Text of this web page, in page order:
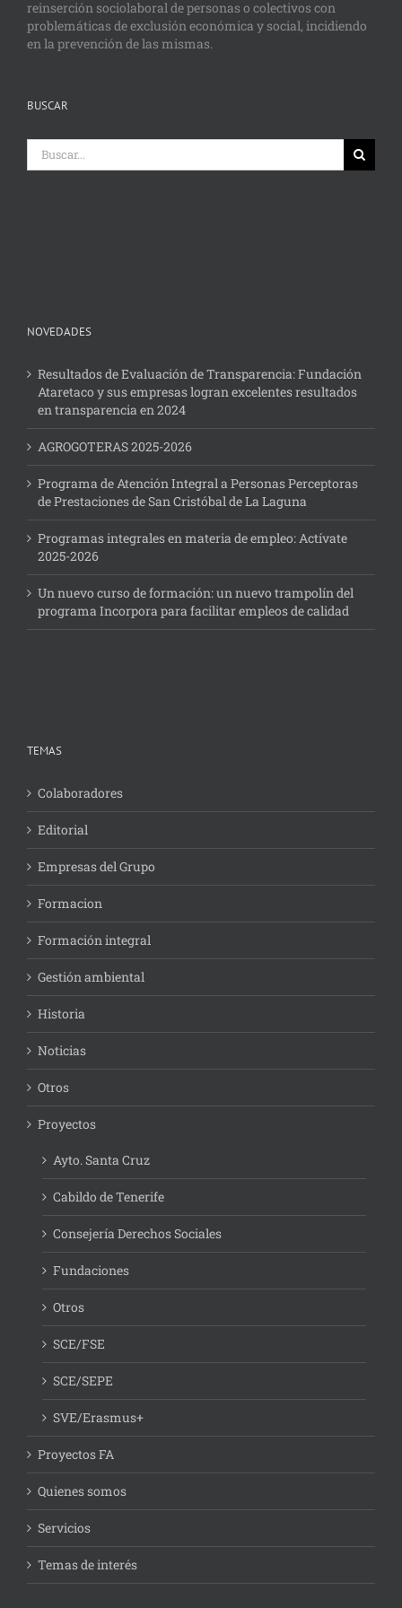
reinserción sociolaboral de personas o colectivos con
problemáticas de exclusión económica y social, incidiendo
en la prevención de las mismas.
BUSCAR
NOVEDADES
Resultados de Evaluación de Transparencia: Fundación
Ataretaco y sus empresas logran excelentes resultados
en transparencia en 2024
AGROGOTERAS 2025-2026
Programa de Atención Integral a Personas Perceptoras
de Prestaciones de San Cristóbal de La Laguna
Programas integrales en materia de empleo: Actívate
2025-2026
Un nuevo curso de formación: un nuevo trampolín del
programa Incorpora para facilitar empleos de calidad
TEMAS
Colaboradores
Editorial
Empresas del Grupo
Formacion
Formación integral
Gestión ambiental
Historia
Noticias
Otros
Proyectos
Ayto. Santa Cruz
Cabildo de Tenerife
Consejería Derechos Sociales
Fundaciones
Otros
SCE/FSE
SCE/SEPE
SVE/Erasmus+
Proyectos FA
Quienes somos
Servicios
Temas de interés